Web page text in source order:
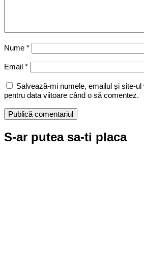
Nume *
Email *
Salvează-mi numele, emailul și site-
pentru data viitoare când o să comentez.
S-ar putea sa-ti placa